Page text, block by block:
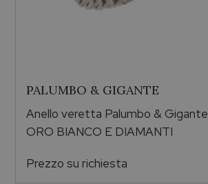
PALUMBO & GIGANTE
Anello veretta Palumbo & Gigante
ORO BIANCO E DIAMANTI
Prezzo su richiesta